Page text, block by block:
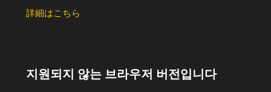
詳細はこちら
지원되지 않는 브라우저 버전입니다